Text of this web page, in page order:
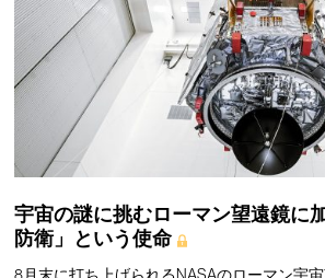
宇宙の謎に挑むローマン望遠鏡に
防衛」という使命